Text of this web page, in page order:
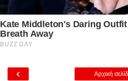
‹ Αρχική